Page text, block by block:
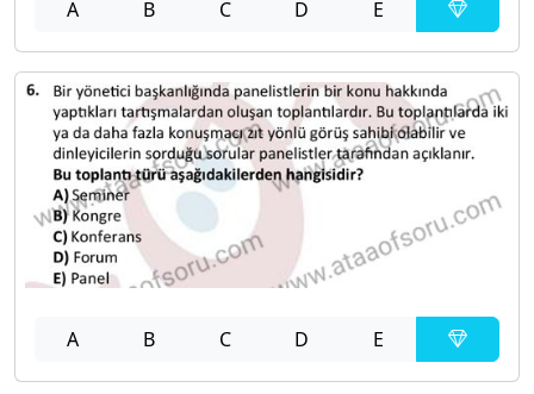
A B C D E
A B C D E